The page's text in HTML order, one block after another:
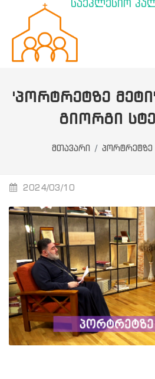
საეკლესიო
'ᲞᲝᲠᲢᲠᲔᲢᲖᲔ
ᲒᲘᲝᲠᲒᲘ
მთავარი პორტრეტზე
2024/03/10